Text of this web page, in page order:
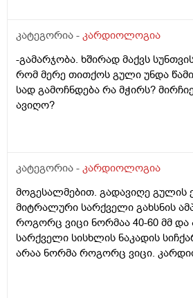
კატეგორია - კარდიოლოგია
-გამარჯობა. ხშირად მაქვს
რომ მერე თითქოს გული უნდა
სად გამოჩნდება რა მჭირს?
ავიღო?
კატეგორია - კარდიოლოგია
მოგესალმებით. გადავიღე გულის
მიტრალური სარქველი გახსნის
როგორც ვიცი ნორმაა 40-60 მმ
სარქველი სისხლის ნაკადის
არაა ნორმა როგორც ვიცი.
რატომ? მე ვიცი რომ სერიზული